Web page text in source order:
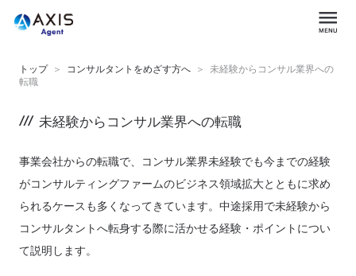
トップ コンサルタントをめざす方へ
未経験からコンサル業界への
転職
未経験からコンサル業界への転職
事業会社からの転職で、コンサル業界未経験でも今までの経験
がコンサルティングファームのビジネス領域拡大とともに求め
られるケースも多くなってきています。中途採用で未経験から
コンサルタントへ転身する際に活かせる経験・ポイントについ
て説明します。